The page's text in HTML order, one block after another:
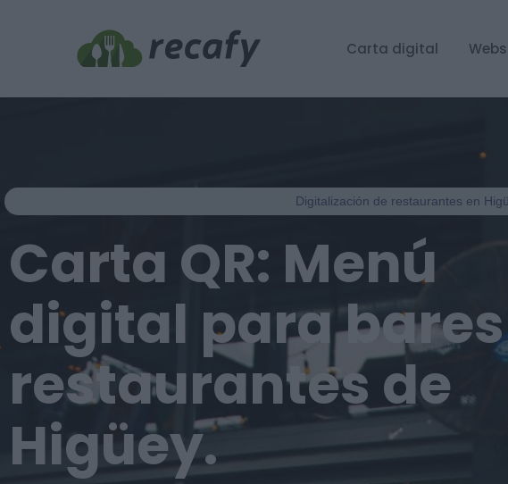
Carta digital Webs
Digitalización de restaurantes en
Carta QR: Menú
digital para
restaurantes de
Higüey.